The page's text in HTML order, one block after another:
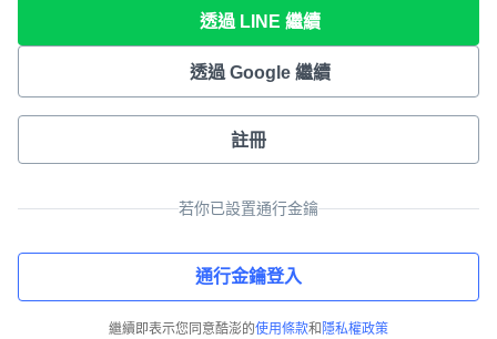
透過 LINE 繼續
透過 Google 繼續
註冊
若你已設置通行金鑰
通行金鑰登入
繼續即表示您同意酷澎的使用條款和 隱私權政策